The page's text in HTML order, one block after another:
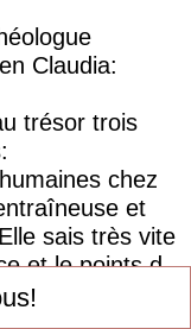
Claudia:
trésor trois
chez
et
sais très vite
et le points d
ces trois
le...